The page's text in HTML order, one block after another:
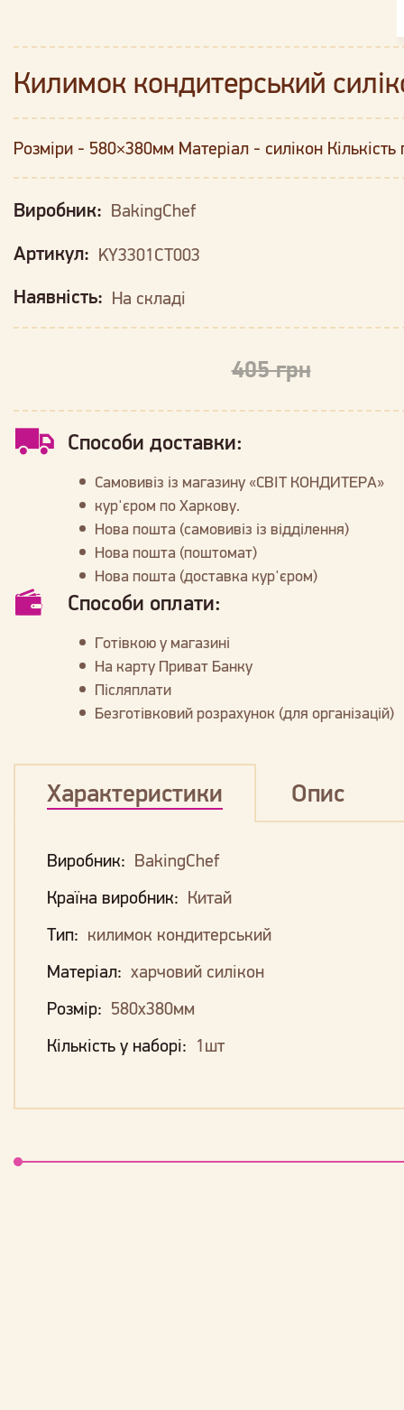
Килимок кондитерський
Розміри - 580×380мм Матеріал - силікон
Виробник: BakingChef
Артикул: KY3301CT003
Наявність: На складі
405 грн
Способи доставки:
Самовивіз із магазину «СВІТ КОНДИТЕРА»
кур'єром по Харкову.
Нова пошта (самовивіз із відділення)
Нова пошта (поштомат)
Нова пошта (доставка кур'єром)
Способи оплати:
Готівкою у магазині
На карту Приват Банку
Післяплати
Безготівковий розрахунок (для організацій)
Характеристики Опис
Виробник: BakingChef
Країна виробник: Китай
Тип: килимок кондитерський
Матеріал: харчовий силікон
Розмір: 580х380мм
Кількість у наборі: 1шт